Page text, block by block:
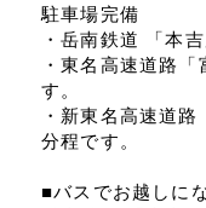
駐車場完備
・岳南鉄道 「本
・東名高速道路
す。
・新東名高速道
分程です。
■バスでお越しに